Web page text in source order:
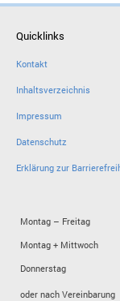
Quicklinks
Kontakt
Inhaltsverzeichnis
Impressum
Datenschutz
Erklärung zur
Montag – Freitag
Montag + Mittwoch
Donnerstag
oder nach Vereinbarung